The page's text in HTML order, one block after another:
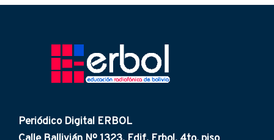
Periódico Digital ERBOL